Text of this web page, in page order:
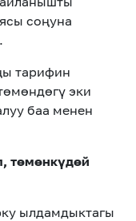
MegaKassa
соңуна
тарифин
эки
баа менен
төмөнкүдөй
ылдамдыктагы